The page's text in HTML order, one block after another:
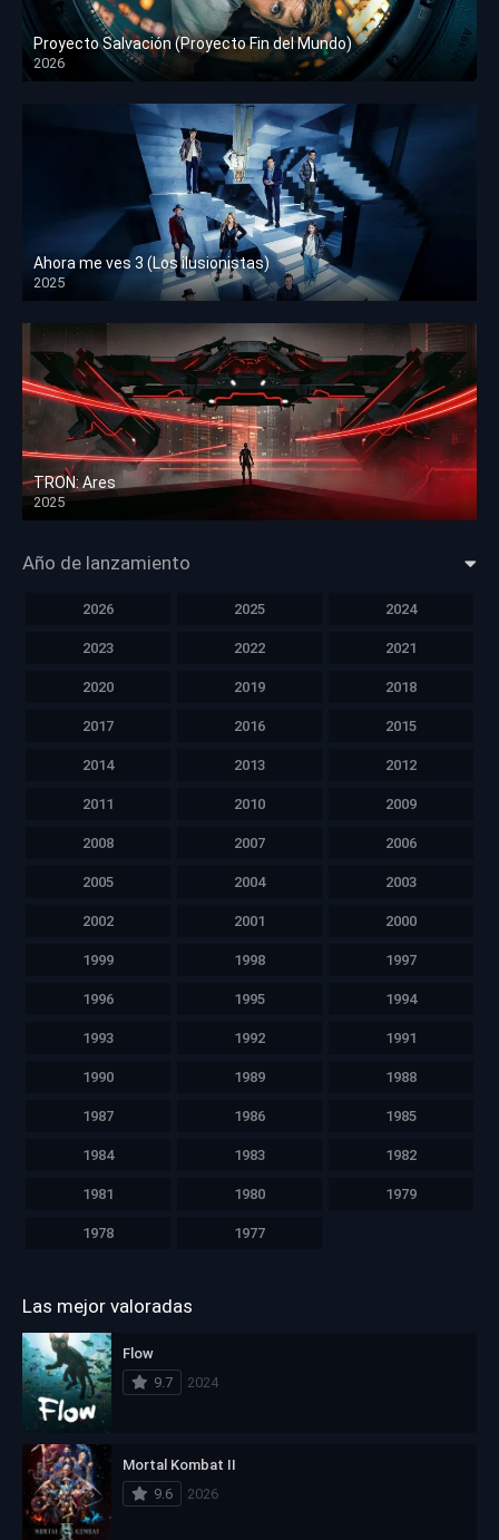
Proyecto Salvación (Proyecto Fin del Mundo)
2026
HD 1080p
Ahora me ves 3 (Los ilusionistas)
2025
HD 1080p
TRON: Ares
2025
HD 1080p
Año de lanzamiento
2026 2025 2024
2023 2022 2021
2020 2019 2018
2017 2016 2015
2014 2013 2012
2011 2010 2009
2008 2007 2006
2005 2004 2003
2002 2001 2000
1999 1998 1997
1996 1995 1994
1993 1992 1991
1990 1989 1988
1987 1986 1985
1984 1983 1982
1981 1980 1979
1978 1977
Las mejor valoradas
Flow
9.7
2024
Mortal Kombat II
9.6
2026